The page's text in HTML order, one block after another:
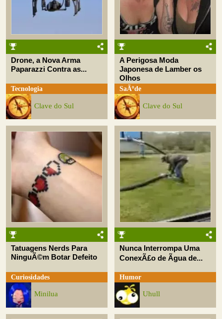
Drone, a Nova Arma
Paparazzi Contra as...
Tecnologia
Clave do Sul
A Perigosa Moda
Japonesa de Lamber os
Olhos
SaÃºde
Clave do Sul
Tatuagens Nerds Para
NinguÃ©m Botar Defeito
Curiosidades
Minilua
Nunca Interrompa Uma
ConexÃ£o de Ãgua de...
Humor
Uhull